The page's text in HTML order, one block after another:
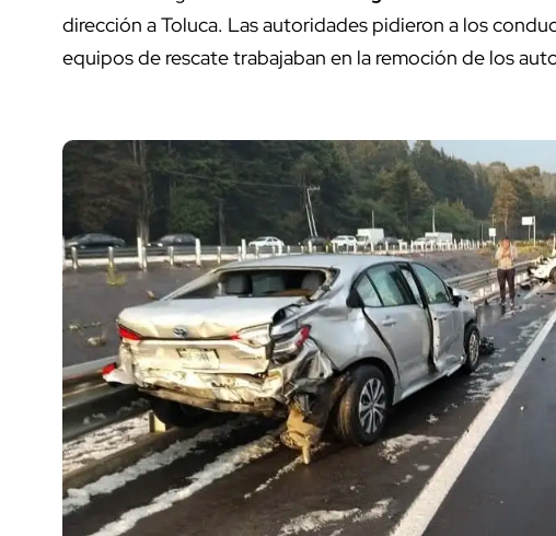
dirección a Toluca. Las autoridades pidieron a los
equipos de rescate trabajaban en la remoción de los